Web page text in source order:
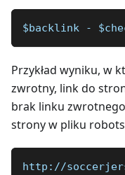
$backlink -
Przykład wyniku, w
zwrotny, link do
brak linku
strony w pliku
http://